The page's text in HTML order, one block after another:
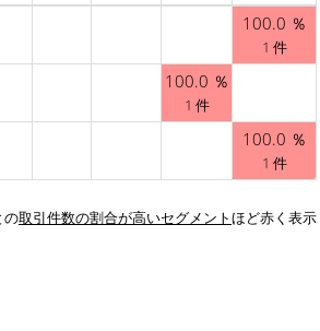
100.0 ％
1 件
100.0 ％
1 件
100.0 ％
1 件
の取引件数の割合が高いセグメントほど赤く表示